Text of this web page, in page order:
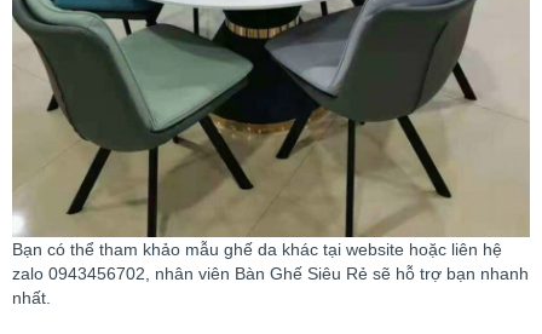
Bạn có thể tham khảo mẫu ghế da khác tại website hoặc liên hệ
zalo 0943456702, nhân viên Bàn Ghế Siêu Rẻ sẽ hỗ trợ bạn nhanh
nhất.